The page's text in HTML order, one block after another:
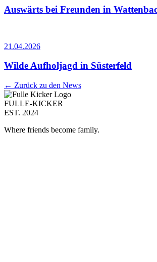
Auswärts bei Freunden in
21.04.2026
Wilde Aufholjagd in Süsterfeld
← Zurück zu den News
FULLE-KICKER
EST. 2024
Where friends become family.